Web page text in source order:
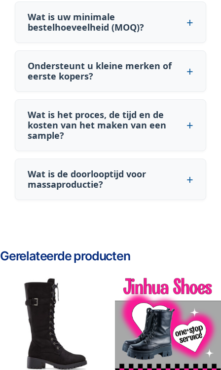
Wat is uw minimale
bestelhoeveelheid (MOQ)?
Ondersteunt u kleine merken of
eerste kopers?
Wat is het proces, de tijd en de
kosten van het maken van een
sample?
Wat is de doorlooptijd voor
massaproductie?
Gerelateerde producten